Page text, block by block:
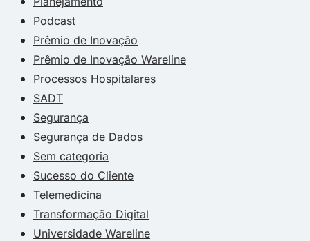
Podcast
Prêmio de Inovação
Prêmio de Inovação Wareline
Processos Hospitalares
SADT
Segurança
Segurança de Dados
Sem categoria
Sucesso do Cliente
Telemedicina
Transformação Digital
Universidade Wareline